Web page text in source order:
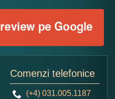
Comenzi telefonice
(+4) 031.005.1187